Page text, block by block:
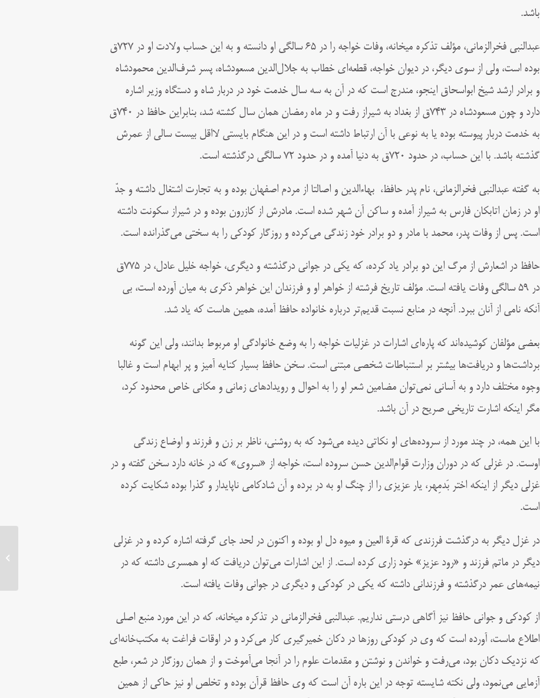
باشد.
عبدالنبی فخرالزمانی، مؤلف تذکره میخانه،
وفات خواجه را در ۶۵ سالگی او دانسته و به این حساب ولادت او در ۷۲۷ق
بوده است، ولی از سوی دیگر، در دیوان خواجه، قطعه‌ای خطاب به جلال‌الدین مسعودشاه، پسر شرف‌الدین محمودشاه
و برادر ارشد شیخ ابواسحاق اینجو، مندرج است که در آن به سه سال خدمت خود در دربار شاه و دستگاه وزیر اشاره
دارد و چون مسعودشاه در ۷۴۳ق از بغداد به شیراز رفت و در ماه رمضان همان سال کشته شد، بنابراین حافظ در ۷۴۰ق
به خدمت دربار پیوسته بوده یا به نوعی با آن ارتباط داشته است و در این هنگام بایستی لااقل بیست سالی از عمرش
گذشته باشد. با این حساب، در حدود ۷۲۰ق به دنیا آمده و در حدود ۷۲ سالگی درگذشته است.
به گفته عبدالنبی فخرالزمانی، نام پدر حافظ، بهاءالدین و اصالتا از مردم اصفهان بوده و به تجارت اشتغال داشته و جدّ
او در زمان اتابکان فارس به شیراز آمده و ساکن آن شهر شده است. مادرش از کازرون بوده و در شیراز سکونت داشته
است. پس از وفات پدر، محمد با مادر و دو برادر خود زندگی می‌کرده و روزگار کودکی را به سختی می‌گذرانده است.
حافظ در اشعارش از مرگ این دو برادر یاد کرده، که یکی در جوانی درگذشته و دیگری، خواجه خلیل عادل، در ۷۷۵ق
در ۵۹ سالگی وفات یافته است. مؤلف تاریخ فرشته از خواهر او و فرزندان این خواهر ذکری به میان آورده است، بی‌
آنکه نامی از آنان ببرد. آنچه در منابع نسبت قدیم‌تر درباره خانواده حافظ آمده، همین‌ هاست که یاد شد.
بعضی مؤلفان کوشیده‌اند که پاره‌ای اشارات در غزلیات خواجه را به وضع خانوادگی او مربوط بدانند، ولی این‌ گونه
برداشت‌ها و دریافت‌ها بیشتر بر استنباطات شخصی مبتنی است. سخن حافظ بسیار کنایه‌ آمیز و پر ابهام است و غالبا
وجوه مختلف دارد و به آسانی نمی‌توان مضامین شعر او را به احوال و رویدادهای زمانی و مکانی خاص محدود کرد،
مگر اینکه اشارت تاریخی صریح در آن باشد.
با این‌ همه، در چند مورد از سروده‌های او نکاتی دیده می‌شود که به‌ روشنی، ناظر بر زن و فرزند و اوضاع زندگی
اوست. در غزلی که در دوران وزارت قوام‌الدین حسن سروده است، خواجه از «سروی» که در خانه دارد سخن گفته و در
غزلی دیگر از اینکه اختر بَدمِهر، یار عزیزی را از چنگ او به در برده و آن شادکامی ناپایدار و گذرا بوده شکایت کرده
است.
در غزل دیگر به درگذشت فرزندی که قرة العین و میوه دل او بوده و اکنون در لحد جای گرفته اشاره کرده و در غزلی
دیگر در ماتم فرزند و «رود عزیز» خود زاری کرده است. از این اشارات می‌توان دریافت که او همسری داشته که در
نیمه‌های عمر درگذشته و فرزندانی داشته که یکی در کودکی و دیگری در جوانی وفات یافته است.
از کودکی و جوانی حافظ نیز آگاهی درستی نداریم. عبدالنبی فخرالزمانی در تذکره میخانه، که در این مورد منبع اصلی
اطلاع ماست، آورده استکه وی در کودکی روزها در دکان خمیرگیری کار می‌کرد و در اوقات فراغت به مکتب‌‌خانه‌ای
که نزدیک دکان بود، می‌رفت و خواندن و نوشتن و مقدمات علوم را در آنجا می‌آموخت و از همان روزگار در شعر، طبع‌
آزمایی می‌نمود، ولی نکته شایسته توجه در این‌ باره آن است که وی حافظ قرآن بوده و تخلص او نیز حاکی از همین